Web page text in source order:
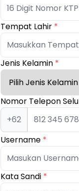
Tempat Lahir *
Jenis Kelamin *
Nomor Telepon
+62
Username *
Kata Sandi *